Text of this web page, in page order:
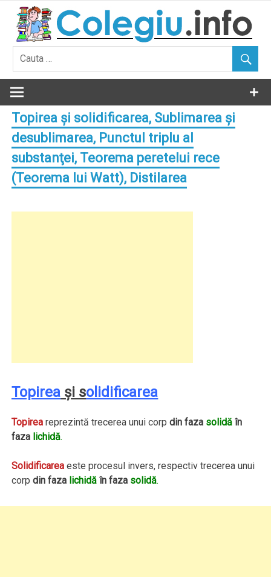
content
Topirea şi solidificarea, Sublimarea şi
desublimarea, Punctul triplu al
substanţei, Teorema peretelui rece
(Teorema lui Watt), Distilarea
Topirea şi solidificarea
Topirea reprezintă trecerea unui corp din faza solidă în
faza lichidă.
Solidificarea este procesul invers, respectiv trecerea unui
corp din faza lichidă în faza solidă.